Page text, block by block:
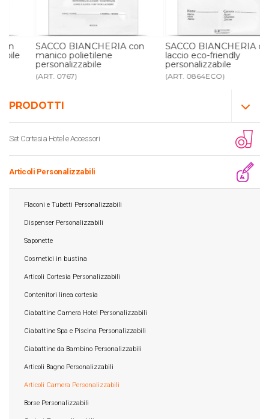
PRODOTTI
Set Cortesia Hotel e Accessori
Articoli Personalizzabili
Flaconi e Tubetti Personalizzabili
Dispenser Personalizzabili
Saponette
Cosmetici in bustina
Articoli Cortesia Personalizzabili
Contenitori linea cortesia
Ciabattine Camera Hotel Personalizzabili
Ciabattine Spa e Piscina Personalizzabili
Ciabattine da Bambino Personalizzabili
Articoli Bagno Personalizzabili
Articoli Camera Personalizzabili
Borse Personalizzabili
SACCO BIANCHERIA con
manico polietilene
personalizzabile
(ART. 0767)
SACCO BIANCHERIA con
laccio eco-friendly
personalizzabile
(ART. 0864ECO)